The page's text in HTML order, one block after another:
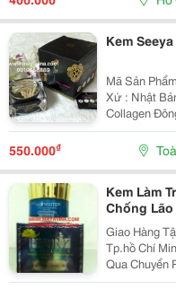
Kem
Mã Sản Phẩm:
Xứ : Nhật Bản Giá Bán Lẻ: 550.000 Vnđ Kem
Collagen
Với Sự Kết
Khoa Học
550.000₫
Kem Làm
Chống
Giao Hàng Tận Nơi 24/24
Tp.hồ Chí Minh,
Qua Chuyển
Vui Lòng